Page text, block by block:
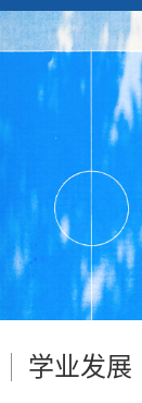
学业发展